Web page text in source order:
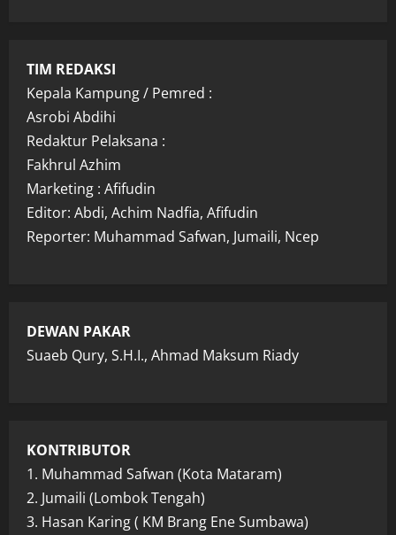
TIM REDAKSI
Kepala Kampung / Pemred :
Asrobi Abdihi
Redaktur Pelaksana :
Fakhrul Azhim
Marketing : Afifudin
Editor: Abdi, Achim Nadfia, Afifudin
Reporter: Muhammad Safwan, Jumaili, Ncep
DEWAN PAKAR
Suaeb Qury, S.H.I., Ahmad Maksum Riady
KONTRIBUTOR
1. Muhammad Safwan (Kota Mataram)
2. Jumaili (Lombok Tengah)
3. Hasan Karing ( KM Brang Ene Sumbawa)